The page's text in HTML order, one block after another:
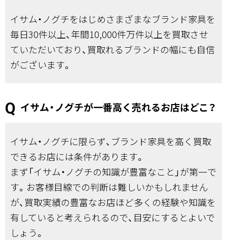
イサム・ノグチをはじめさまざまなブランド家具を
毎日30件以上、年間10,000件万件以上を買取させ
ていただいており、買取れるブランドの幅にも自信
がございます。
イサム・ノグチが一番高く売れるお店はどこ？
イサム・ノグチに限らず、ブランド家具を高く買取
できるお店には条件があります。
まず「イサム・ノグチの知識が豊富なこと」が第一で
す。お客様目線での判断は難しいかもしれません
が、買取実績の豊富なお店ほど多くの経験や知識を
有していると考えられるので、目安にするとよいで
しょう。